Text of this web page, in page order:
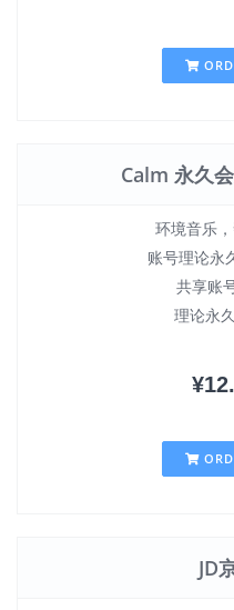
Calm 永久
环境音乐
账号理论永
共享账
理论永
JD